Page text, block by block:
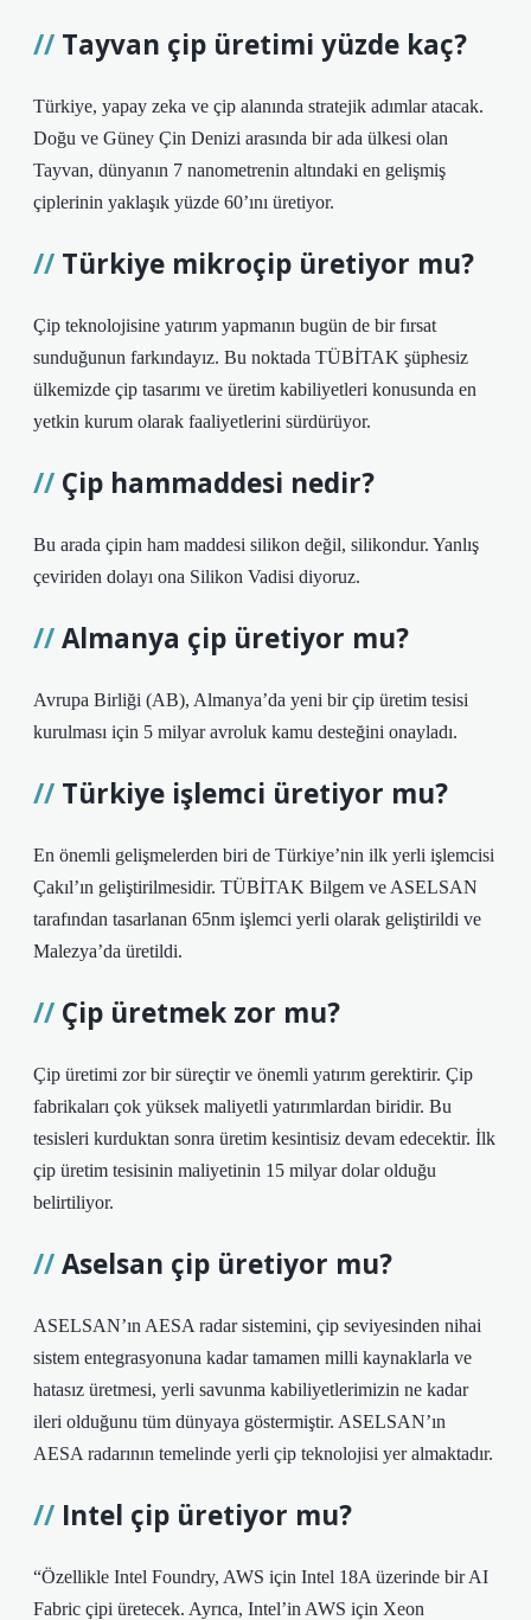
Tayvan çip üretimi yüzde kaç?
Türkiye, yapay zeka ve çip alanında stratejik adımlar atacak.
Doğu ve Güney Çin Denizi arasında bir ada ülkesi olan
Tayvan, dünyanın 7 nanometrenin altındaki en gelişmiş
çiplerinin yaklaşık yüzde 60’ını üretiyor.
Türkiye mikroçip üretiyor mu?
Çip teknolojisine yatırım yapmanın bugün de bir fırsat
sunduğunun farkındayız. Bu noktada TÜBİTAK şüphesiz
ülkemizde çip tasarımı ve üretim kabiliyetleri konusunda en
yetkin kurum olarak faaliyetlerini sürdürüyor.
Çip hammaddesi nedir?
Bu arada çipin ham maddesi silikon değil, silikondur. Yanlış
çeviriden dolayı ona Silikon Vadisi diyoruz.
Almanya çip üretiyor mu?
Avrupa Birliği (AB), Almanya’da yeni bir çip üretim tesisi
kurulması için 5 milyar avroluk kamu desteğini onayladı.
Türkiye işlemci üretiyor mu?
En önemli gelişmelerden biri de Türkiye’nin ilk yerli işlemcisi
Çakıl’ın geliştirilmesidir. TÜBİTAK Bilgem ve ASELSAN
tarafından tasarlanan 65nm işlemci yerli olarak geliştirildi ve
Malezya’da üretildi.
Çip üretmek zor mu?
Çip üretimi zor bir süreçtir ve önemli yatırım gerektirir. Çip
fabrikaları çok yüksek maliyetli yatırımlardan biridir. Bu
tesisleri kurduktan sonra üretim kesintisiz devam edecektir. İlk
çip üretim tesisinin maliyetinin 15 milyar dolar olduğu
belirtiliyor.
Aselsan çip üretiyor mu?
ASELSAN’ın AESA radar sistemini, çip seviyesinden nihai
sistem entegrasyonuna kadar tamamen milli kaynaklarla ve
hatasız üretmesi, yerli savunma kabiliyetlerimizin ne kadar
ileri olduğunu tüm dünyaya göstermiştir. ASELSAN’ın
AESA radarının temelinde yerli çip teknolojisi yer almaktadır.
Intel çip üretiyor mu?
“Özellikle Intel Foundry, AWS için Intel 18A üzerinde bir AI
Fabric çipi üretecek. Ayrıca, Intel’in AWS için Xeon